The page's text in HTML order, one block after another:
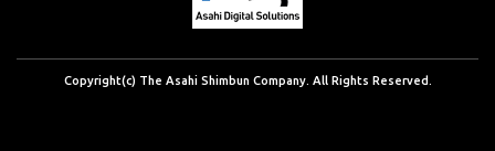
Copyright(c) The Asahi Shimbun Company. All Rights Reserved.